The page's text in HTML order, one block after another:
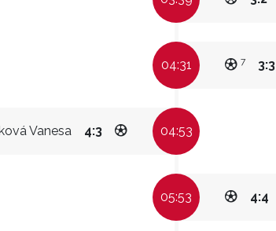
04:31 3:3
7
Vanesa 4:3 04:53
05:53 4:4